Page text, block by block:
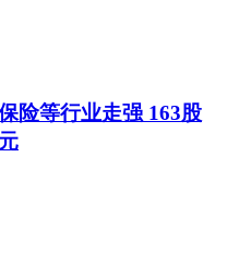
险等行业走强 163股